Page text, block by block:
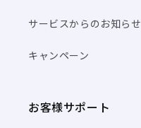
サービスからのお知らせ
キャンペーン
お客様サポート